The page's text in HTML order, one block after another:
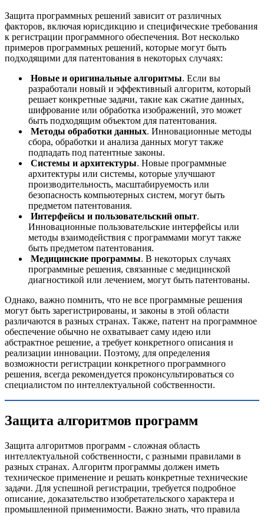
Защита программных решений зависит от различных
факторов, включая юрисдикцию и специфические требования
к регистрации программного обеспечения. Вот несколько
примеров программных решений, которые могут быть
подходящими для патентования в некоторых случаях:
Новые и оригинальные алгоритмы. Если вы
разработали новый и эффективный алгоритм, который
решает конкретные задачи, такие как сжатие данных,
шифрование или обработка изображений, это может
быть подходящим объектом для патентования.
Методы обработки данных. Инновационные методы
сбора, обработки и анализа данных могут также
подпадать под патентные законы.
Системы и архитектуры. Новые программные
архитектуры или системы, которые улучшают
производительность, масштабируемость или
безопасность компьютерных систем, могут быть
предметом патентования.
Интерфейсы и пользовательский опыт.
Инновационные пользовательские интерфейсы или
методы взаимодействия с программами могут также
быть предметом патентования.
Медицинские программы. В некоторых случаях
программные решения, связанные с медицинской
диагностикой или лечением, могут быть патентованы.
Однако, важно помнить, что не все программные решения
могут быть зарегистрированы, и законы в этой области
различаются в разных странах. Также, патент на программное
обеспечение обычно не охватывает саму идею или
абстрактное решение, а требует конкретного описания и
реализации инновации. Поэтому, для определения
возможности регистрации конкретного программного
решения, всегда рекомендуется проконсультироваться со
специалистом по интеллектуальной собственности.
Защита алгоритмов программ
Защита алгоритмов программ - сложная область
интеллектуальной собственности, с разными правилами в
разных странах. Алгоритм программы должен иметь
техническое применение и решать конкретные технические
задачи. Для успешной регистрации, требуется подробное
описание, доказательство изобретательского характера и
промышленной применимости. Важно знать, что правила